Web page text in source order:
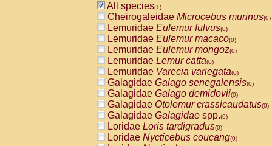
All species(1)
Cheirogaleidae Microcebus murinus(0)
Lemuridae Eulemur fulvus(0)
Lemuridae Eulemur macaco(0)
Lemuridae Eulemur mongoz(0)
Lemuridae Lemur catta(0)
Lemuridae Varecia variegata(0)
Galagidae Galago senegalensis(0)
Galagidae Galago demidovii(0)
Galagidae Otolemur crassicaudatus(0)
Galagidae Galagidae spp.(0)
Loridae Loris tardigradus(0)
Loridae Nycticebus coucang(0)